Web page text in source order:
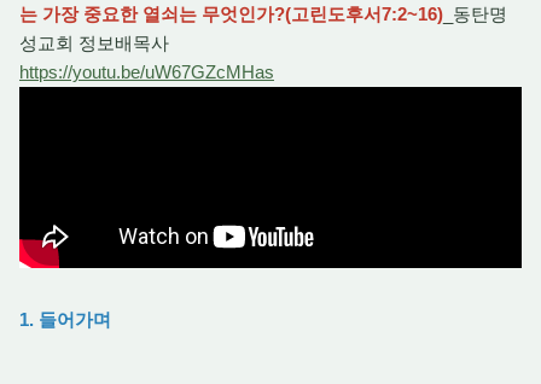
는 가장 중요한 열쇠는 무엇인가?(고린도후서7:2~16) _동탄명
성교회 정보배목사
https://youtu.be/uW67GZcMHas
1. 들어가며